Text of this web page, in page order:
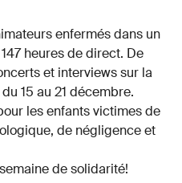
enfermés dans un
heures de direct. De
et interviews sur la
15 au 21 décembre.
les enfants victimes de
de négligence et
de solidarité!